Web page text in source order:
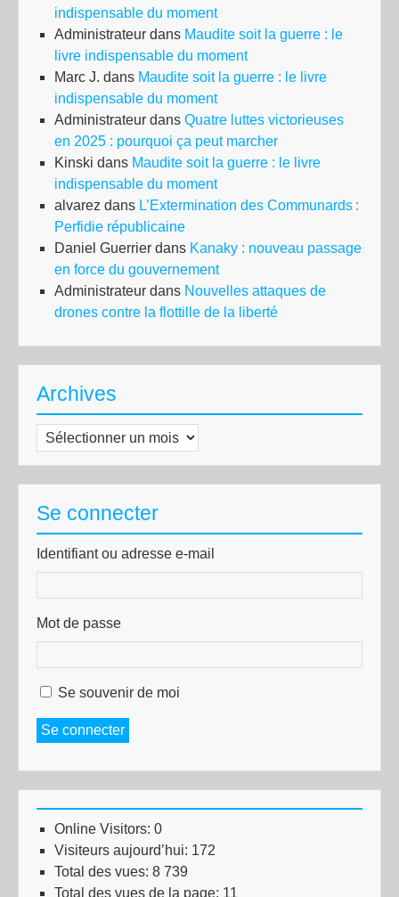
indispensable du moment
Administrateur dans Maudite soit la guerre : le
livre indispensable du moment
Marc J. dans Maudite soit la guerre : le livre
indispensable du moment
Administrateur dans Quatre luttes victorieuses
en 2025 : pourquoi ça peut marcher
Kinski dans Maudite soit la guerre : le livre
indispensable du moment
alvarez dans L’Extermination des Communards :
Perfidie républicaine
Daniel Guerrier dans Kanaky : nouveau passage
en force du gouvernement
Administrateur dans Nouvelles attaques de
drones contre la flottille de la liberté
Archives
Archives
Se connecter
Identifiant ou adresse e-mail
Mot de passe
Se souvenir de moi
Se connecter
Online Visitors: 0
Visiteurs aujourd’hui: 172
Total des vues: 8 739
Total des vues de la page: 11